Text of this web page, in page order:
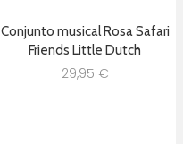
Conjunto musical Rosa Safari
Friends Little Dutch
29,95 €